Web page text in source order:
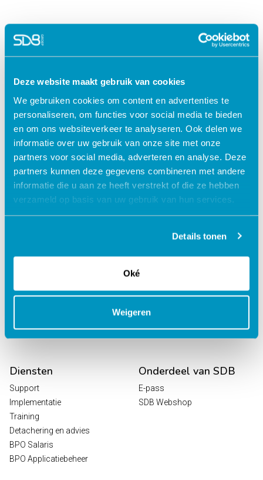
Deze website maakt gebruik van cookies
We gebruiken cookies om content en advertenties te
personaliseren, om functies voor social media te bieden
en om ons websiteverkeer te analyseren. Ook delen we
informatie over uw gebruik van onze site met onze
partners voor social media, adverteren en analyse. Deze
partners kunnen deze gegevens combineren met andere
informatie die u aan ze heeft verstrekt of die ze hebben
verzameld op basis van uw gebruik van hun services.
Details tonen
Oké
Weigeren
Oplossingen voor de
zorg
ECD Gehandicaptenzorg
ECD Ouderenzorg
ECD Jeugdzorg
EPD Geestelijke
Digitale Zorg
Vrijwilligersportaal
Oplossingen voor de
kinderopvang
Kind Informatie Systeem
Roosterplanning
Oudercommunicatie
HR / Salaris
Octopus
Diensten
Support
Implementatie
Training
Detachering en advies
BPO Salaris
BPO Applicatiebeheer
Onderdeel van SDB
E-pass
SDB Webshop